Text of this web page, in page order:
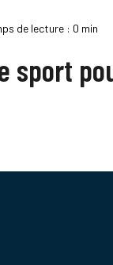
de lecture : 0 min
sport